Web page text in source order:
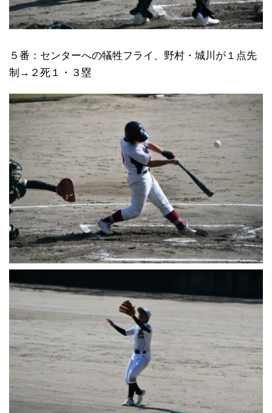
５番：センターへの犠牲フライ、野村・城川が１点先
制→２死１・３塁